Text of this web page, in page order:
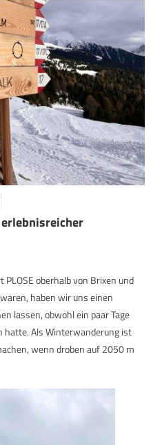
oberhalb von Brixen und
haben wir uns einen
lassen, obwohl ein paar Tage
hatte. Als Winterwanderung ist
wenn droben auf 2050 m